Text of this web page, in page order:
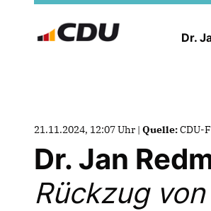
Dr.
21.11.2024, 12:07 Uhr | Quelle:CDU-
Dr. Jan
Rückzug